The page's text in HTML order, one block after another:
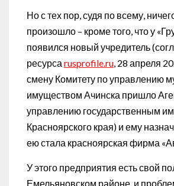
Но с тех пор, судя по всему,
произошло – кроме того, что у
появился новый учредитель
ресурса rusprofile.ru , 28 апреля
смену Комитету по управлению
имуществом Ачинска пришло
управлению государственным
Красноярского края) и ему
ею стала красноярская фирма
У этого предприятия есть свой
Емельяновском районе, и